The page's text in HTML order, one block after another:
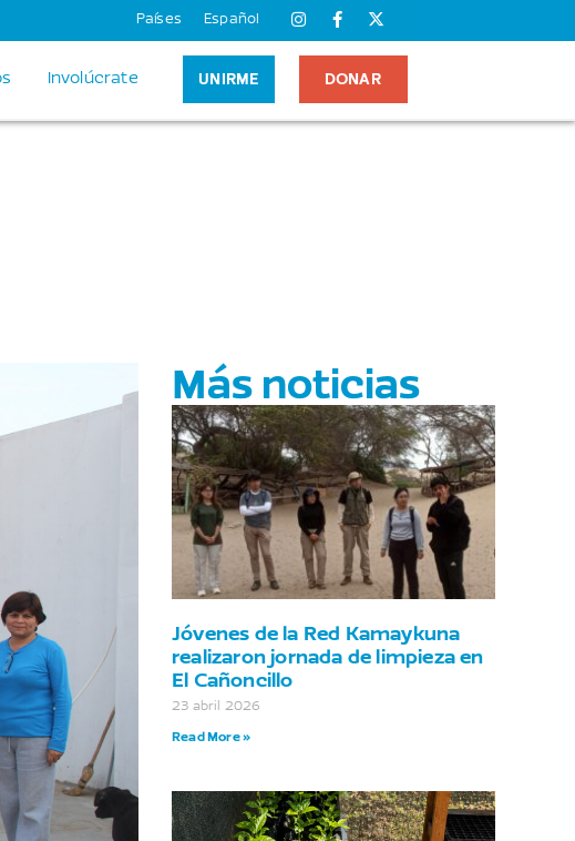
Países Español
Involúcrate UNIRME DONAR
Más noticias
Jóvenes de la Red Kamaykuna
realizaron jornada de limpieza en
El Cañoncillo
23 abril 2026
Read More »